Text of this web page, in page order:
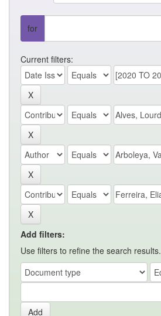
for
Current filters:
Add filters:
Use filters to refine the search results.